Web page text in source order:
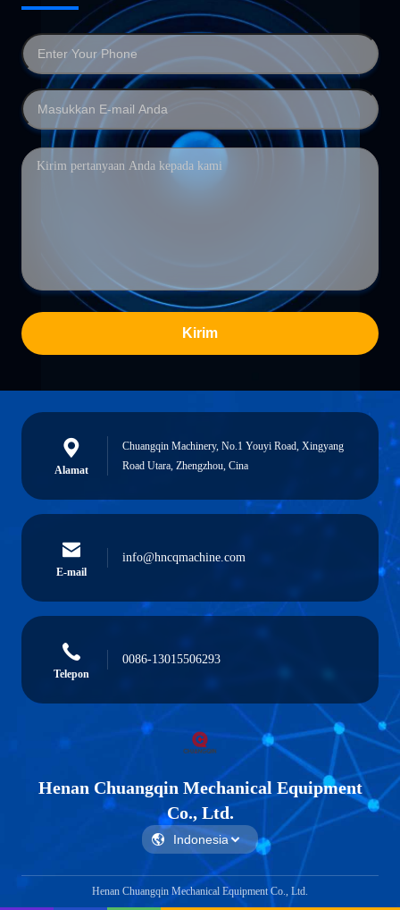
Kirim
Alamat
Chuangqin Machinery, No.1 Youyi Road, Xingyang
Road Utara, Zhengzhou, Cina
E-mail
info@hncqmachine.com
Telepon
0086-13015506293
Henan Chuangqin Mechanical Equipment
Co., Ltd.
Henan Chuangqin Mechanical Equipment Co., Ltd.